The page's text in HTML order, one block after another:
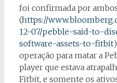
foi confirmada por
(https://
12-07/pebble-said-to-
software-assets-to-fitbit
operação para matar a
player que estava
Fitbit, e somente os